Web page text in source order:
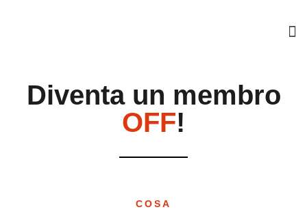
Diventa un membro
OFF!
COSA